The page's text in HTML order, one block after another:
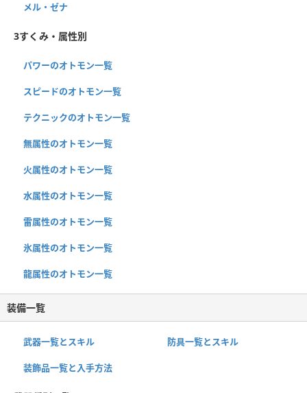
メル・ゼナ
3すくみ・属性別
パワーのオトモン一覧
スピードのオトモン一覧
テクニックのオトモン一覧
無属性のオトモン一覧
火属性のオトモン一覧
水属性のオトモン一覧
雷属性のオトモン一覧
氷属性のオトモン一覧
龍属性のオトモン一覧
装備一覧
武器一覧とスキル 防具一覧とスキル
装飾品一覧と入手方法